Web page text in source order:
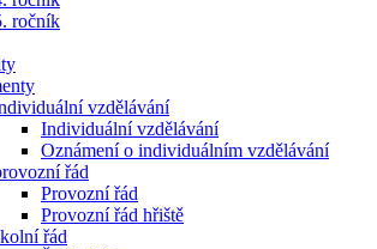
ročník
vzdělávání
Individuální vzdělávání
Oznámení o individuálním vzdělávání
řád
Provozní řád
Provozní řád hřiště
řád